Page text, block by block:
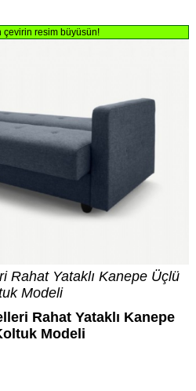
çevirin resim büyüsün!
Rahat Yataklı Kanepe Üçlü
Modeli
Rahat Yataklı Kanepe
Modeli